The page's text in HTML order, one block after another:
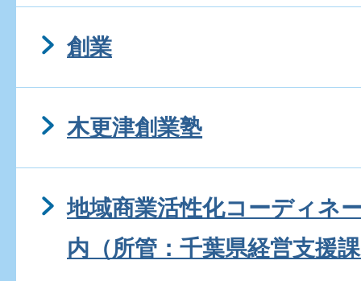
創業
木更津創業塾
地域商業活性化コーディネ
内（所管：千葉県経営支援